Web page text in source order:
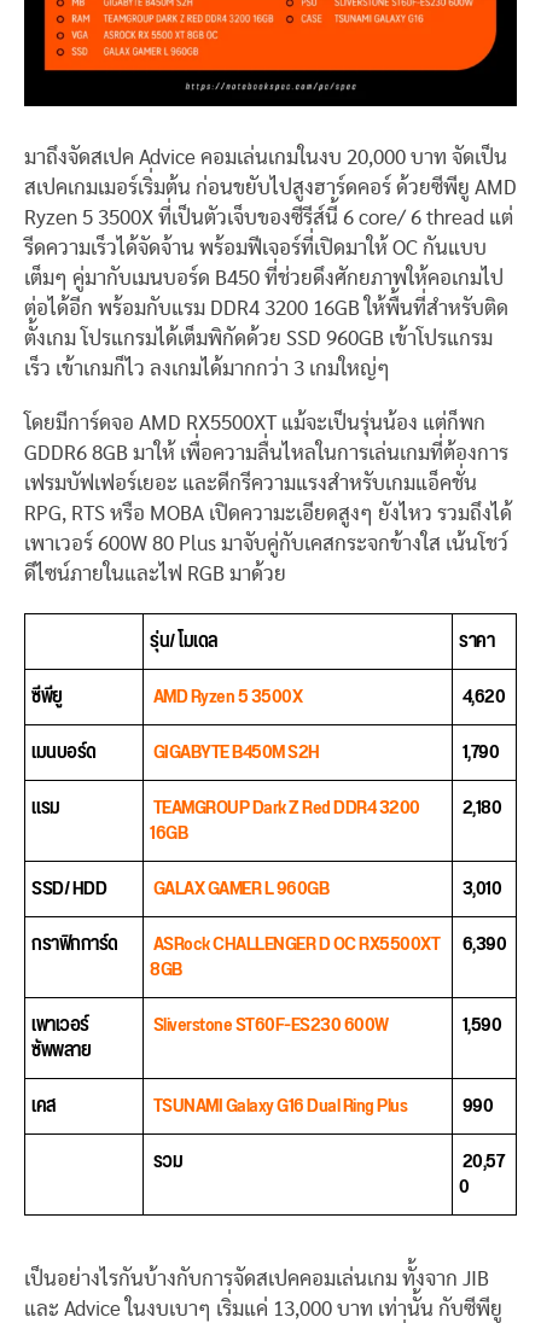
มาถึงจัดสเปค Advice คอมเล่นเกมในงบ 20,000 บาท จัดเป็น
สเปคเกมเมอร์เริ่มต้น ก่อนขยับไปสูงฮาร์ดคอร์ ด้วยซีพียู AMD
Ryzen 5 3500X ที่เป็นตัวเจ็บของซีรีส์นี้ 6 core/ 6 thread แต่
รีดความเร็วได้จัดจ้าน พร้อมฟีเจอร์ที่เปิดมาให้ OC กันแบบ
เต็มๆ คู่มากับเมนบอร์ด B450 ที่ช่วยดึงศักยภาพให้คอเกมไป
ต่อได้อีก พร้อมกับแรม DDR4 3200 16GB ให้พื้นที่สำหรับติด
ตั้งเกม โปรแกรมได้เต็มพิกัดด้วย SSD 960GB เข้าโปรแกรม
เร็ว เข้าเกมก็ไว ลงเกมได้มากกว่า 3 เกมใหญ่ๆ
โดยมีการ์ดจอ AMD RX5500XT แม้จะเป็นรุ่นน้อง แต่ก็พก
GDDR6 8GB มาให้ เพื่อความลื่นไหลในการเล่นเกมที่ต้องการ
เฟรมบัฟเฟอร์เยอะ และดีกรีความแรงสำหรับเกมแอ็คชั่น
RPG, RTS หรือ MOBA เปิดความะเอียดสูงๆ ยังไหว รวมถึงได้
เพาเวอร์ 600W 80 Plus มาจับคู่กับเคสกระจกข้างใส เน้นโชว์
ดีไซน์ภายในและไฟ RGB มาด้วย
รุ่น/ โมเดล
ราคา
ซีพียู
AMD Ryzen 5 3500X
4,620
เมนบอร์ด
GIGABYTE B450M S2H
1,790
แรม
TEAMGROUP Dark Z Red DDR4 3200
16GB
2,180
SSD/ HDD GALAX GAMER L 960GB
3,010
กราฟิกการ์ด
ASRock CHALLENGER D OC RX5500XT
8GB
6,390
เพาเวอร์
ซัพพลาย
Sliverstone ST60F-ES230 600W 1,590
เคส TSUNAMI Galaxy G16 Dual Ring Plus
990
รวม
20,57
0
เป็นอย่างไรกันบ้างกับการจัดสเปคคอมเล่นเกม ทั้งจาก JIB
และ Advice ในงบเบาๆ เริ่มแค่ 13,000 บาท เท่านั้น กับซีพียู